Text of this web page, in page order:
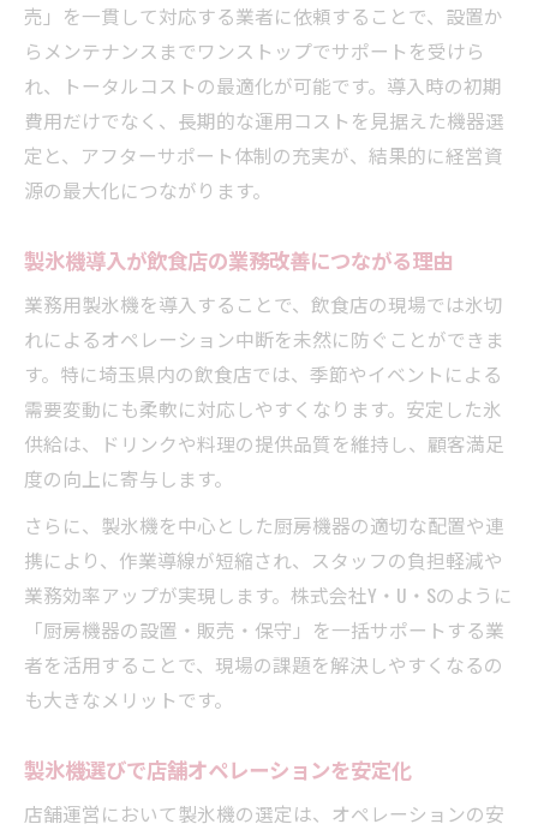
製氷機の静音性と周囲環境への配慮が重要
コスト削減を実現する製氷機の選び方
製氷機のリースやレンタル活用で初期費用
を抑える
冷蔵庫レンタルやサブスクと製氷機の併用
中古製氷機導入でコストパフォーマンス向
製氷機の消費電力とランニングコスト削減
法
製氷機の無料見積もり活用で最適プランを
比較
厨房で使える製氷機の設置とサポートの流れ
製氷機設置時に必要な厨房機器の事前確認
事項
製氷機搬入から設置工事まで一括サポート
の強み
製氷機と自動販売機・ディスペンサーの連
携設置
化
倉庫内のシーリングファン設置と製氷機の
売」を一貫して対応する業者に依頼することで、設置か
らメンテナンスまでワンストップでサポートを受けら
れ、トータルコストの最適化が可能です。導入時の初期
費用だけでなく、長期的な運用コストを見据えた機器選
定と、アフターサポート体制の充実が、結果的に経営資
源の最大化につながります。
製氷機導入が飲食店の業務改善につながる理由
業務用製氷機を導入することで、飲食店の現場では氷切
れによるオペレーション中断を未然に防ぐことができま
す。特に埼玉県内の飲食店では、季節やイベントによる
需要変動にも柔軟に対応しやすくなります。安定した氷
供給は、ドリンクや料理の提供品質を維持し、顧客満足
度の向上に寄与します。
さらに、製氷機を中心とした厨房機器の適切な配置や連
携により、作業導線が短縮され、スタッフの負担軽減や
業務効率アップが実現します。株式会社Y・U・Sのように
「厨房機器の設置・販売・保守」を一括サポートする業
者を活用することで、現場の課題を解決しやすくなるの
も大きなメリットです。
製氷機選びで店舗オペレーションを安定化
店舗運営において製氷機の選定は、オペレーションの安